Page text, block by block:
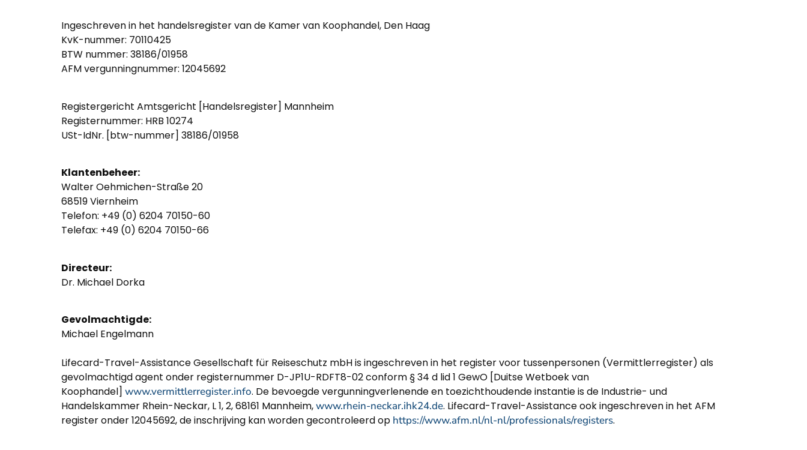
Ingeschreven in het handelsregister van de Kamer van Koophandel, Den Haag
KvK-nummer: 70110425
BTW nummer: 38186/01958
AFM vergunningnummer: 12045692
Registergericht Amtsgericht [Handelsregister] Mannheim
Registernummer: HRB 10274
USt-IdNr. [btw-nummer] 38186/01958
Klantenbeheer:
Walter Oehmichen-Straße 20
68519 Viernheim
Telefon: +49 (0) 6204 70150-60
Telefax: +49 (0) 6204 70150-66
Directeur:
Dr. Michael Dorka
Gevolmachtigde:
Michael Engelmann
Lifecard-Travel-Assistance Gesellschaft für Reiseschutz mbH is ingeschreven in het register voor tussenpersonen (Vermittlerregister) als
gevolmachtigd agent onder registernummer D-JP1U-RDFT8-02 conform § 34 d lid 1 GewO [Duitse Wetboek van
Koophandel] www.vermittlerregister.info. De bevoegde vergunningverlenende en toezichthoudende instantie is de Industrie- und
Handelskammer Rhein-Neckar, L 1, 2, 68161 Mannheim,www.rhein-neckar.ihk24.de. Lifecard-Travel-Assistance ook ingeschreven in het AFM
register onder 12045692, de inschrijving kan worden gecontroleerd op https://www.afm.nl/nl-nl/professionals/registers.